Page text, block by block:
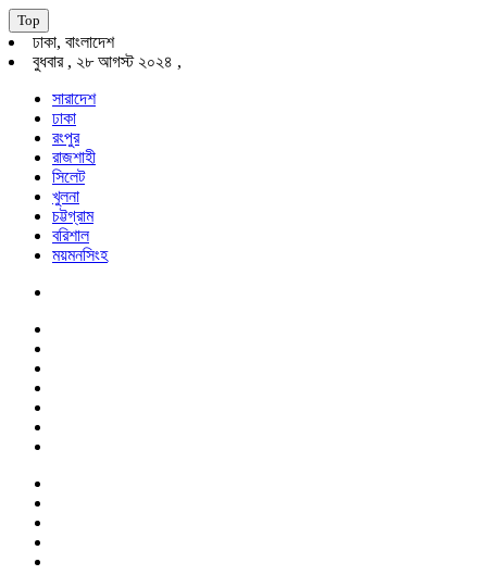
Top
ঢাকা, বাংলাদেশ
বুধবার , ২৮ আগস্ট ২০২৪ ,
সারাদেশ
ঢাকা
রংপুর
রাজশাহী
সিলেট
খুলনা
চট্টগ্রাম
বরিশাল
ময়মনসিংহ